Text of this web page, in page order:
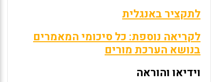
לתקציר באנגלית
לקריאה נוספת: כל סיכומי המאמרים
בנושא הערכת מורים
וידיאו והוראה